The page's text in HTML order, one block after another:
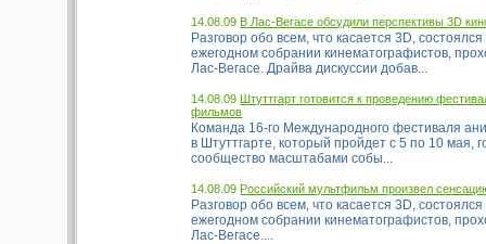
14.08.09В Лас-Вегасе обсудили перспективы 3D
Разговор обо всем, что касается 3D,
ежегодном собрании кинематографистов,
Лас-Вегасе. Драйва дискуссии добав...
14.08.09Штуттгарт готовится к проведению
фильмов
Команда 16-го Международного фестиваля
в Штуттгарте, который пройдет с 5 по 10 мая,
сообщество масштабами собы...
14.08.09Российский мультфильм произвел
Разговор обо всем, что касается 3D,
ежегодном собрании кинематографистов,
Лас-Вегасе....